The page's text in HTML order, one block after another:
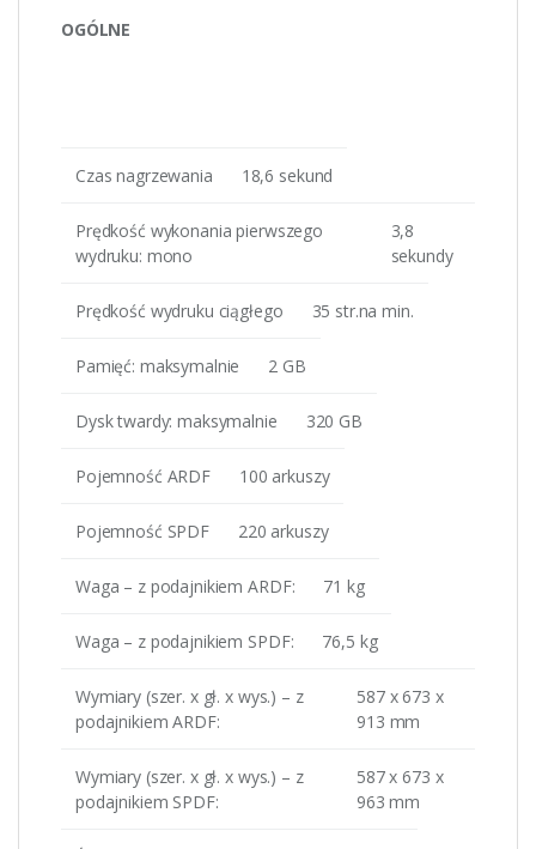
OGÓLNE
Czas nagrzewania 18,6 sekund
Prędkość wykonania pierwszego
wydruku: mono
3,8
sekundy
Prędkość wydruku ciągłego 35 str.na min.
Pamięć: maksymalnie 2 GB
Dysk twardy: maksymalnie 320 GB
Pojemność ARDF 100 arkuszy
Pojemność SPDF 220 arkuszy
Waga – z podajnikiem ARDF: 71 kg
Waga – z podajnikiem SPDF: 76,5 kg
Wymiary (szer. x gł. x wys.) – z
podajnikiem ARDF:
587 x 673 x
913 mm
Wymiary (szer. x gł. x wys.) – z
podajnikiem SPDF:
587 x 673 x
963 mm